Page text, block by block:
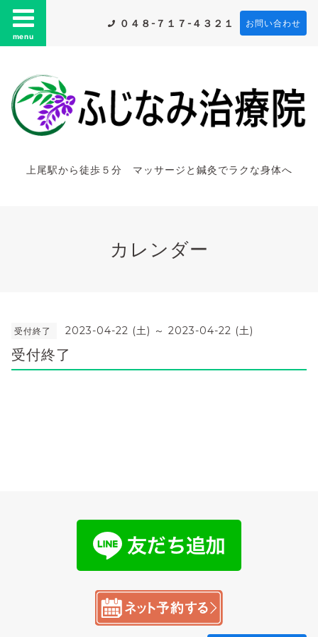
menu
０４８-７１７-４３２１ お問い合わせ
上尾駅から徒歩５分 マッサージと鍼灸でラクな身体へ
カレンダー
受付終了 2023-04-22 (土) ～ 2023-04-22 (土)
受付終了